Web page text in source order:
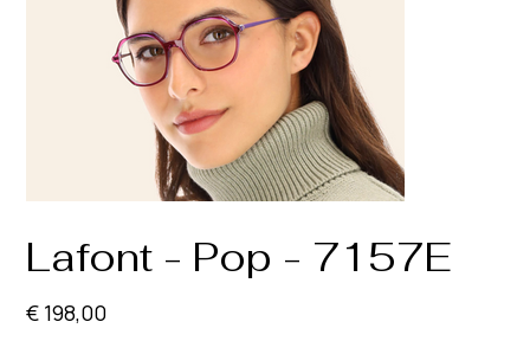
Lafont - Pop - 7157E
Prijs
€ 198,00